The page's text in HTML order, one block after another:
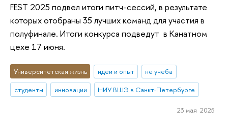
FEST 2025 подвел итоги питч-сессий, в результате
которых отобраны 35 лучших команд для участия в
полуфинале. Итоги конкурса подведут в Канатном
цехе 17 июня.
Университетская жизнь идеи и опыт
не учеба
студенты
инновации НИУ ВШЭ в Санкт-Петербурге
23 мая 2025